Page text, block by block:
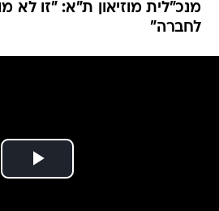
מנכ"לית מוזיאון ת"א: "זו לא
לחברה"